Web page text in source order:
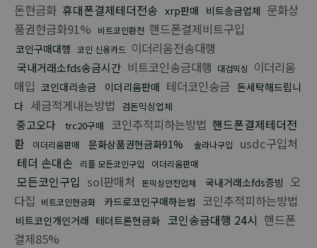
돈현금화 휴대폰결제테더전송 xrp판매 비트송금업체 문화상
품권현금화91%
비트코인환전 핸드폰결제비트구입
코인구매대행 코인 신용카드 이더리움전송대행
국내거래소fds송금시간 비트코인송금대행 대검믹싱
이더리움
매입 코인대리송금 이더리움판매 테더코인송금 돈세탁해드립니
다 세금적게내는방법 검돈믹싱업체
중고오다 trc20구매 코인추적피하는방법 핸드폰결제테더전
환
이더리움판매 문화상품권현금화91% 솔라나구입
usdc구입처
테더 손대손
리플 모든코인구입 이더리움판매
모든코인구입 sol판매처 돈믹싱안전업체 국내거래소fds증빙 오
다집
비트코인현금화 카드로코인구매하는법 코인추적피하는방법
비트코인개인거래 테더트론현금화 코인송금대행 24시 핸드폰
결제85%